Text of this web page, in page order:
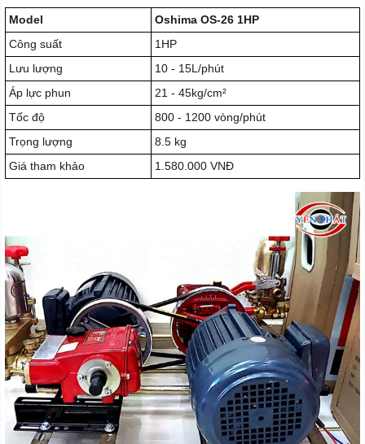
Model
Oshima OS-26 1HP
Công suất
1HP
Lưu lượng
10 - 15L/phút
Áp lực phun
21 - 45kg/cm²
Tốc độ
800 - 1200 vòng/phút
Trọng lượng
8.5 kg
Giá tham khảo
1.580.000 VNĐ